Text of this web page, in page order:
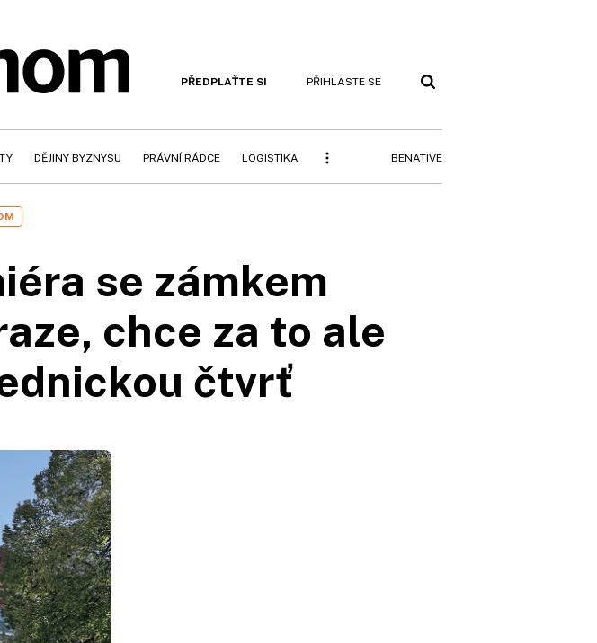
PŘEDPLAŤTE SI PŘIHLASTE SE
DĚJINY BYZNYSU PRÁVNÍ RÁDCE LOGISTIKA BENATIVE
se zámkem
chce za to ale
čtvrť